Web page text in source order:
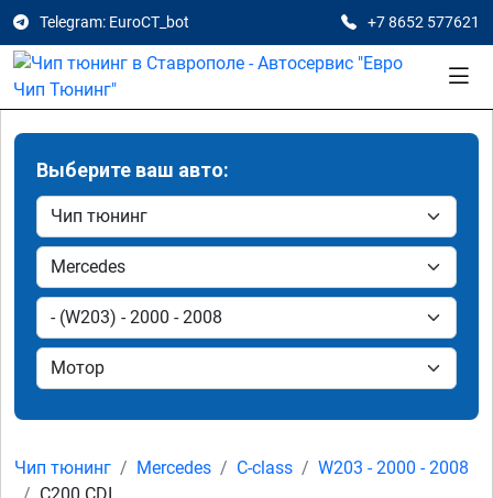
Telegram: EuroCT_bot +7 8652 577621
Выберите ваш авто:
Чип тюнинг Mercedes C-class
W203 - 2000 - 2008